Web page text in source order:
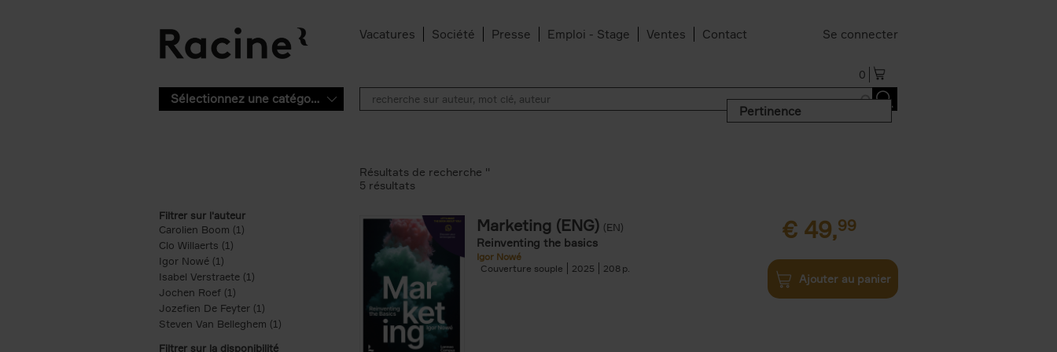
Vacatures Société Presse Emploi - Stage Ventes Contact Se connecter
0
Sélectionnez une catégorie
Pertinence
Filtrer sur l'auteur
Carolien Boom (1)
Clo Willaerts (1)
Igor Nowé (1)
Isabel Verstraete (1) Apply Isabel Verstraete filter
Jochen Roef (1)
Jozefien De Feyter (1) Apply Jozefien De Feyter filter
Steven Van Belleghem (1) Apply Steven Van Belleghem filter
Filtrer sur la disponibilité
Résultats de recherche ''
5 résultats
Marketing (ENG) (EN)
Reinventing the basics
Igor Nowé
Couverture souple
2025 208
€ 49,99
Ajouter au panier